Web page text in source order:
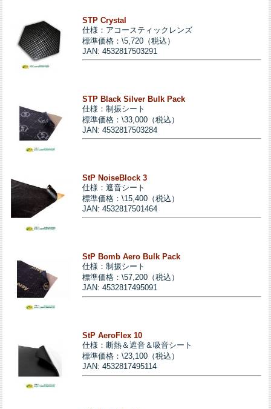
STP Crystal
仕様：アコースティックレンズ
標準価格：\5,720（税込）
JAN: 4532817503291
STP Black Silver Bulk Pack
仕様：制振シート
標準価格：\33,000（税込）
JAN: 4532817503284
StP NoiseBlock 3
仕様：遮音シート
標準価格：\15,400（税込）
JAN: 4532817501464
StP Bomb Aero Bulk Pack
仕様：制振シート
標準価格：\57,200（税込）
JAN: 4532817495091
StP AeroFlex 10
仕様：断熱＆遮音＆吸音シート
標準価格：\23,100（税込）
JAN: 4532817495114